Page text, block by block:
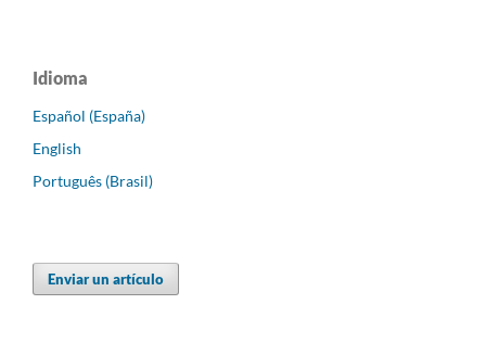
Idioma
Español (España)
English
Português (Brasil)
Enviar un artículo